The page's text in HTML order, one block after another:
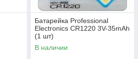
Батарейка Professional
Electronics CR1220 3V-35mAh
(1 шт)
В наличии